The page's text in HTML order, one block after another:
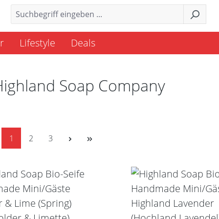
Lifestyle Deals
Soap Company
Seite
1 Seite
2 Seite
3